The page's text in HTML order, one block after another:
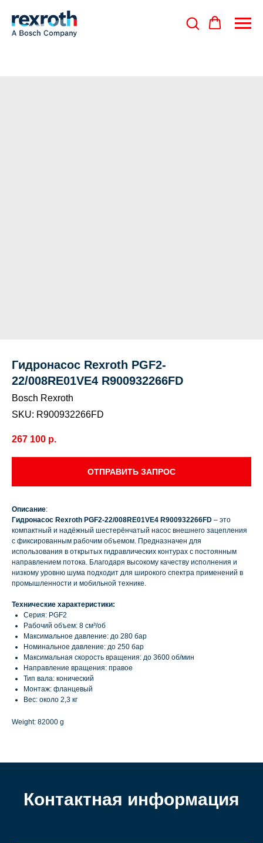
Гидронасос Rexroth PGF2-
22/008RE01VE4 R900932266FD
Bosch Rexroth
SKU: R900932266FD
267 100 р.
ОТПРАВИТЬ ЗАПРОС
Описание:
Гидронасос Rexroth PGF2-22/008RE01VE4 R900932266FD – это
компактный и надёжный шестерёнчатый насос внешнего зацепления
с фиксированным рабочим объемом. Предназначен для
использования в открытых гидравлических контурах с постоянным
направлением потока. Благодаря высокому качеству исполнения и
низкому уровню шума подходит для широкого спектра применений в
промышленности и мобильной технике.
Технические характеристики:
Серия: PGF2
Рабочий объем: 8 см³/об
Максимальное давление: до 280 бар
Номинальное давление: до 250 бар
Максимальная скорость вращения: до 3600 об/мин
Направление вращения: правое
Тип вала: конический
Монтаж: фланцевый
Вес: около 2,3 кг
Weight: 82000 g
Контактная информация